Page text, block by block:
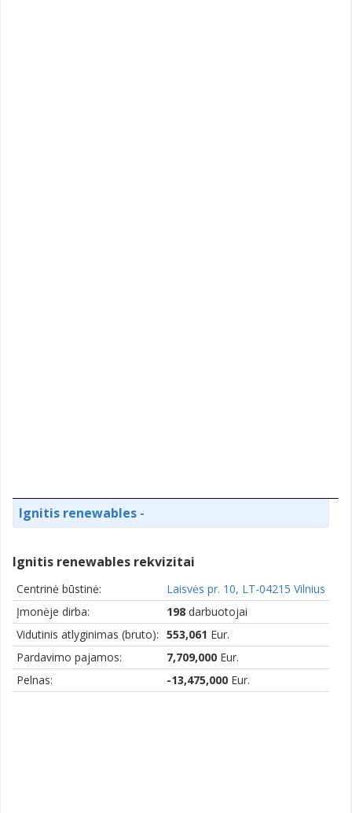
Ignitis renewables -
Ignitis renewables rekvizitai
Centrinė būstinė:
Laisvės pr. 10, LT-04215 Vilnius
Įmonėje dirba:
198 darbuotojai
Vidutinis atlyginimas (bruto): 553,061 Eur.
Pardavimo pajamos:
7,709,000 Eur.
Pelnas:
-13,475,000 Eur.